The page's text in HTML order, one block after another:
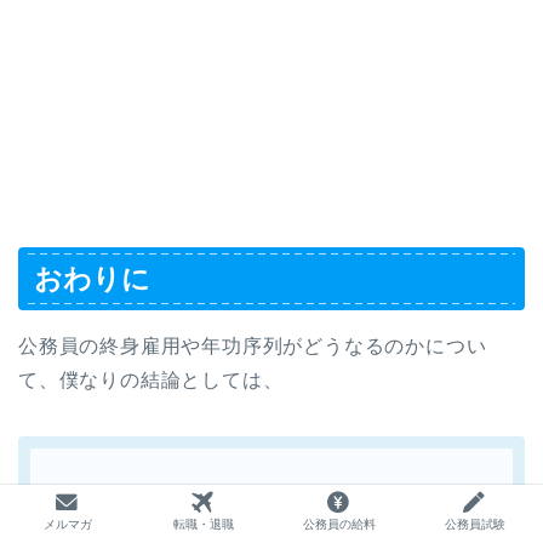
おわりに
公務員の終身雇用や年功序列がどうなるのかについ
て、僕なりの結論としては、
民間の雇用制度変革に比べると、公務員
の変化は緩やかであると想定される（当
メルマガ 転職・退職 公務員の給料 公務員試験